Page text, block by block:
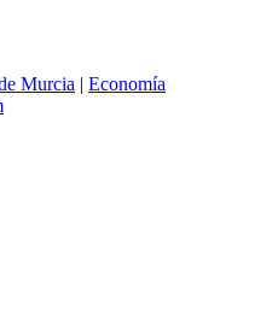
Murcia | Economía